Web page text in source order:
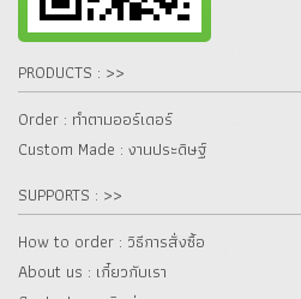
PRODUCTS : >>
Order : ทำตามออร์เดอร์
Custom Made : งานประดิษฐ์
SUPPORTS : >>
How to order : วิธีการสั่งซื้อ
About us : เกี๋ยวกับเรา